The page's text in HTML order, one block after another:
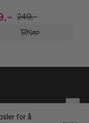
249,-
Kjøp
for å